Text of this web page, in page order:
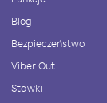
Blog
Bezpieczeństwo
Viber Out
Stawki